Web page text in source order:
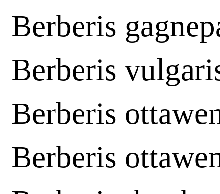
Berberis
Berberis
Berberis
Berberis